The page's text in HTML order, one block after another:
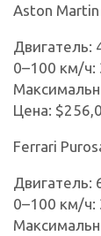
Aston Martin
Двигатель:
0–100 км/ч:
Цена:
Ferrari
Двигатель:
0–100 км/ч: